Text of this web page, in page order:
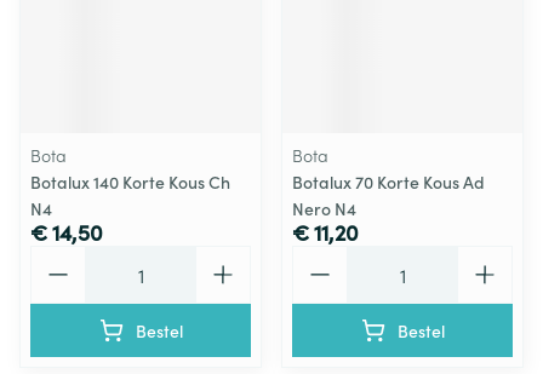
Bota
Botalux 140 Korte Kous Ch
N4
€ 14,50
Bestel
Bota
Botalux 70 Korte Kous Ad
Nero N4
€ 11,20
Bestel